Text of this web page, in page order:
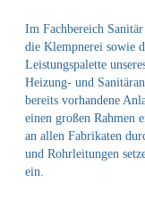
Im Fachbereich
die Klempnerei sowie
Leistungspalette
Heizung- und
bereits vorhandene
einen großen Rahmen
an allen Fabrikaten
und Rohrleitungen
ein.